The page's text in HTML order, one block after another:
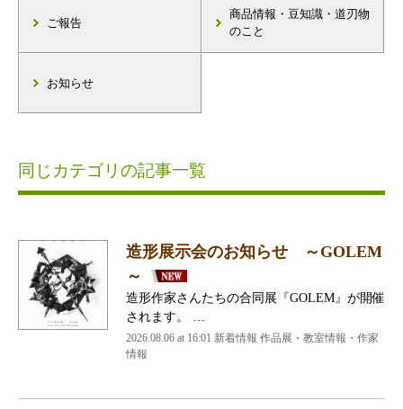
ご報告
商品情報・豆知識・道刃物
のこと
お知らせ
同じカテゴリの記事一覧
造形展示会のお知らせ ～GOLEM
～
造形作家さんたちの合同展『GOLEM』が開催
されます。 …
2026.08.06 at 16:01 新着情報 作品展・教室情報・作家
情報